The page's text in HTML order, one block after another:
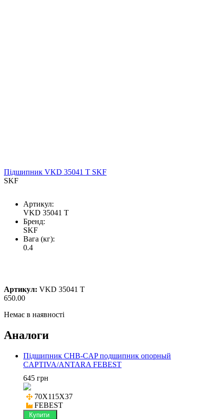
Підшипник VKD 35041 T SKF
SKF
Артикул:
VKD 35041 T
Бренд:
SKF
Вага (кг):
0.4
Артикул: VKD 35041 T
650.00
Немає в наявності
Аналоги
Підшипник CHB-CAP подшипник опорный
CAPTIVA/ANTARA FEBEST
645 грн
70X115X37
FEBEST
Купити